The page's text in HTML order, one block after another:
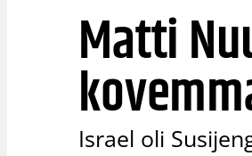
Matti
Israel oli